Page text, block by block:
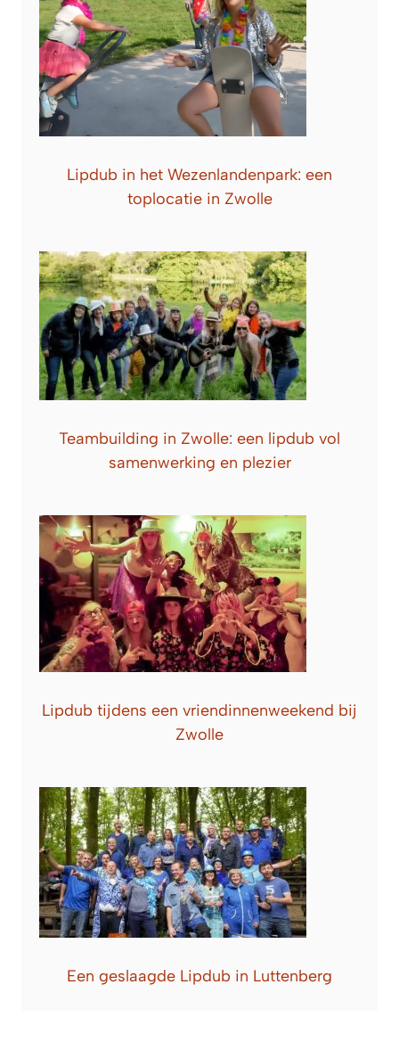
Lipdub in het Wezenlandenpark: een
toplocatie in Zwolle
Teambuilding in Zwolle: een lipdub vol
samenwerking en plezier
Lipdub tijdens een vriendinnenweekend bij
Zwolle
Een geslaagde Lipdub in Luttenberg